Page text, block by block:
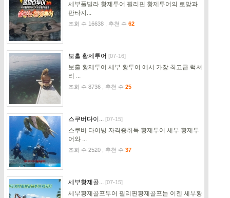
세부풀빌라 황제투어 필리핀 황제투어의 로망과
판타지...
조회 수 16638 , 추천 수 62
보홀 황제투어 [07-16]
보홀 황제투어 세부 황투어 에서 가장 최고급 럭셔
리 ...
조회 수 8736 , 추천 수 25
스쿠버다이... [07-15]
스쿠버 다이빙 자격증취득 황제투어 세부 황제투
어와 ...
조회 수 2520 , 추천 수 37
세부황제골... [07-15]
세부황제골프투어 필리핀황제골프는 이젠 세부황